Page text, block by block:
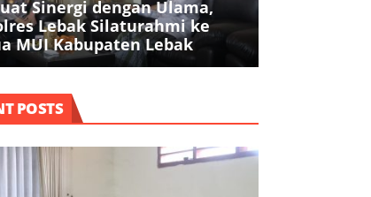
Sinergi dengan Ulama,
Lebak Silaturahmi ke
MUI Kabupaten Lebak
POSTS